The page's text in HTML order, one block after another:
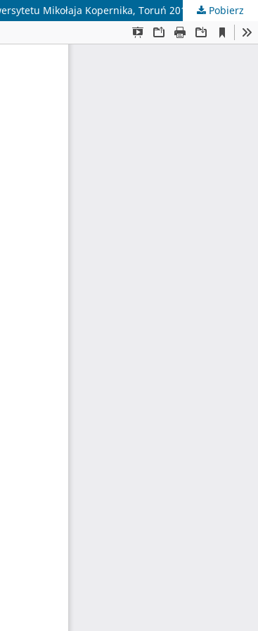
Mikołaja Kopernika, Toruń 2012, ss. 340
Pobierz